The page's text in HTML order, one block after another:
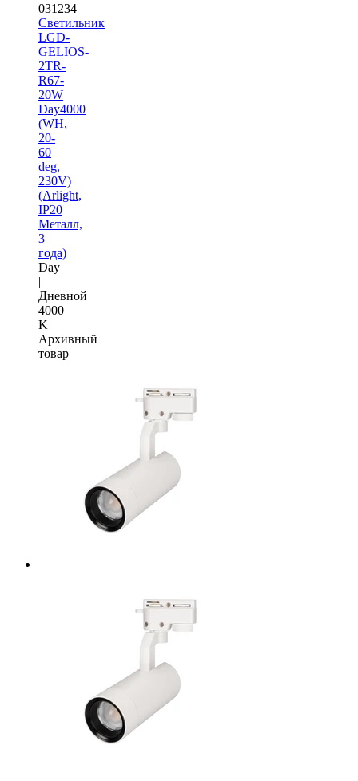
031234
Светильник
LGD-
GELIOS-
2TR-
R67-
20W
Day4000
(WH,
20-
60
deg,
230V)
(Arlight,
IP20
Металл,
3
года)
Day
|
Дневной
4000
K
Архивный
товар